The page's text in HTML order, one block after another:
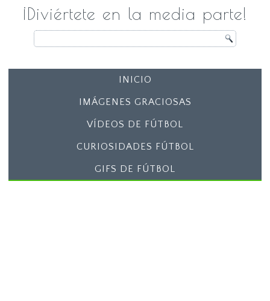
¡Diviértete en la media parte!
INICIO
IMÁGENES GRACIOSAS
VÍDEOS DE FÚTBOL
CURIOSIDADES FÚTBOL
GIFS DE FÚTBOL